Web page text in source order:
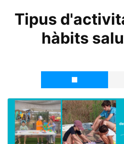
Tipus
hàbits